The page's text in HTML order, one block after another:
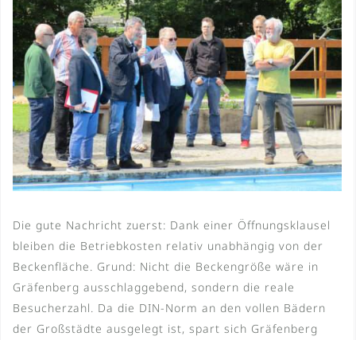
Die gute Nachricht zuerst: Dank einer Öffnungsklausel
bleiben die Betriebkosten relativ unabhängig von der
Beckenfläche. Grund: Nicht die Beckengröße wäre in
Gräfenberg ausschlaggebend, sondern die reale
Besucherzahl. Da die DIN-Norm an den vollen Bädern
der Großstädte ausgelegt ist, spart sich Gräfenberg